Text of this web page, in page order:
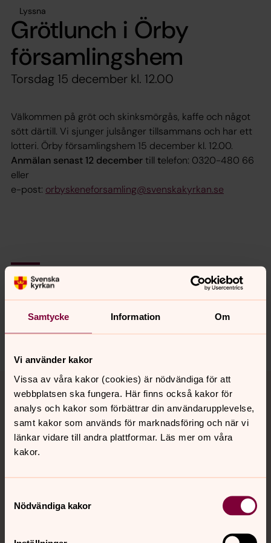
Samtycke Information Om
Vi använder kakor
Vissa av våra kakor (cookies) är nödvändiga för att
webbplatsen ska fungera. Här finns också kakor för
analys och kakor som förbättrar din användarupplevelse,
samt kakor som används för marknadsföring och när vi
länkar vidare till andra plattformar. Läs mer om våra
kakor.
Nödvändiga kakor
Lyssna
Grötlunch i Örby
församlingshem
Torsdag 15 december kl. 12.00
Välkommen på gröt och skinksmörgås, kaffe och något
sött därtill. Vi sjunger julsånger tillsammans och har ett
lotteri. Örby församlingshem 15 december kl. 12.00.
Anmälan senast 12 decembertill telefon: 0320-480 66
eller
e-post: orbyskeneforsamling@svenskakyrkan.se
Senast ändrad 30 november 2022
Synpunkter eller frågor på sidans
innehåll?
orbyskeneforsamling@svenskakyrkan.se
Dela
Tillbaka till toppen
Tillbaka till innehållet
Kontakt
Kalender